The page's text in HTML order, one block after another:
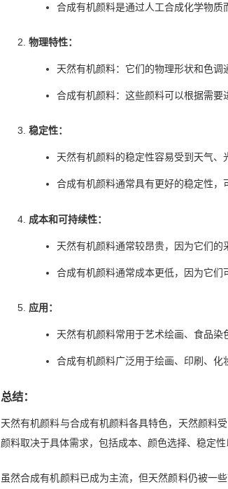
合成有机颜料是通过人工合成化学物质
物理特性：
天然有机颜料：它们的物理形状和色调
合成有机颜料：这些颜料可以根据需要
稳定性：
天然有机颜料的稳定性容易受到天气、
合成有机颜料通常具有更好的稳定性，
成本和可持续性：
天然有机颜料通常较昂贵，因为它们的
合成有机颜料通常成本更低，因为它们
应用：
天然有机颜料常用于艺术绘画、食品染
合成有机颜料广泛用于绘画、印刷、化
总结：
天然有机颜料与合成有机颜料各具特色，天然颜料
颜料取决于具体需求，包括成本、颜色选择、稳定性
虽然合成有机颜料已成为主流，但天然颜料仍被一